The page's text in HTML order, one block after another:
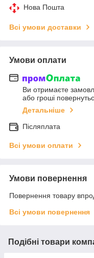
Нова Пошта
Всі умови доставки
Умови оплати
Ви отримаєте
або гроші
Детальніше
Післяплата
Всі умови оплати
Умови повернення
Повернення товару
Всі умови повернення
Подібні товари